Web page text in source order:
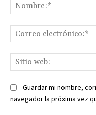
Guardar mi nombre,
navegador la próxima vez